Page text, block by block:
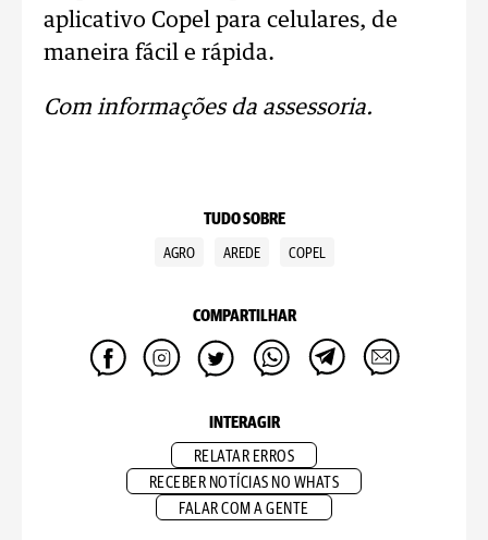
aplicativo Copel para celulares, de
maneira fácil e rápida.
Com informações da assessoria.
TUDO SOBRE
AGRO AREDE COPEL
COMPARTILHAR
INTERAGIR
RELATAR ERROS
RECEBER NOTÍCIAS NO WHATS
FALAR COM A GENTE